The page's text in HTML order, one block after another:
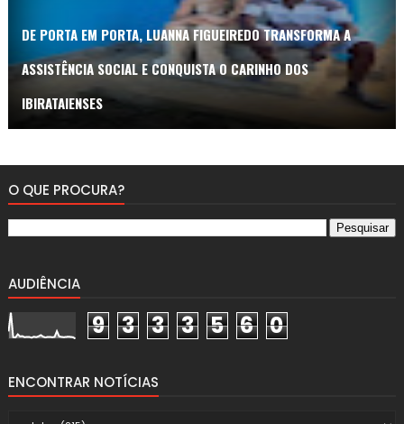
DE PORTA EM PORTA, LUANNA FIGUEIREDO TRANSFORMA A
ASSISTÊNCIA SOCIAL E CONQUISTA O CARINHO DOS
IBIRATAIENSES
O QUE PROCURA?
AUDIÊNCIA
9 3 3 3 5 6 0
ENCONTRAR NOTÍCIAS